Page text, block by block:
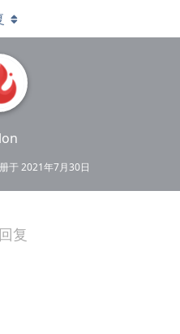
于2021年7月30日
复